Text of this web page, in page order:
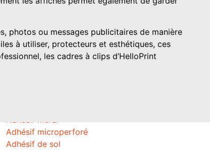
Adhésif mural
Adhésif microperforé
Adhésif de sol
photos ou messages publicitaires de manière
à utiliser, protecteurs et esthétiques, ces
les cadres à clips d’HelloPrint